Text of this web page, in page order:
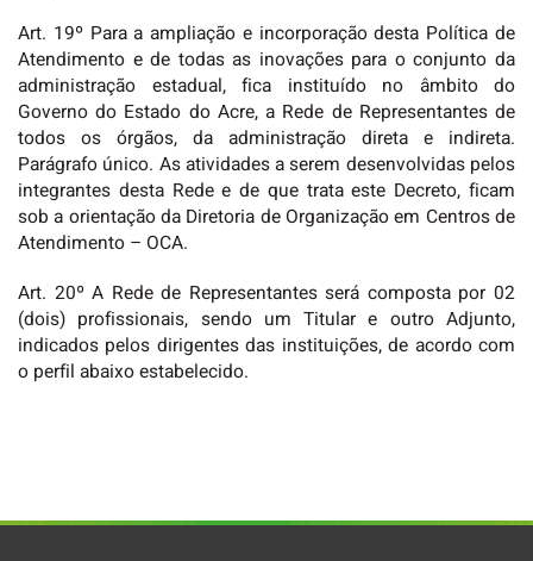
Art. 19º Para a ampliação e incorporação desta Política de
Atendimento e de todas as inovações para o conjunto da
administração estadual, fica instituído no âmbito do
Governo do Estado do Acre, a Rede de Representantes de
todos os órgãos, da administração direta e indireta.
Parágrafo único. As atividades a serem desenvolvidas pelos
integrantes desta Rede e de que trata este Decreto, ficam
sob a orientação da Diretoria de Organização em Centros de
Atendimento – OCA.
Art. 20º A Rede de Representantes será composta por 02
(dois) profissionais, sendo um Titular e outro Adjunto,
indicados pelos dirigentes das instituições, de acordo com
o perfil abaixo estabelecido.